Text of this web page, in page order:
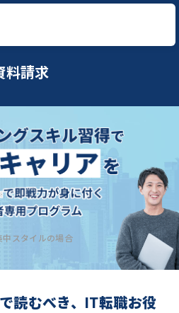
料請求
スタイルの場合
読むべき、IT転職お役